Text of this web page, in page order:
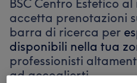
BSC Centro Estetico
accetta prenotazioni
barra di ricerca per
disponibili nella tua
professionisti
ad accoglierti.